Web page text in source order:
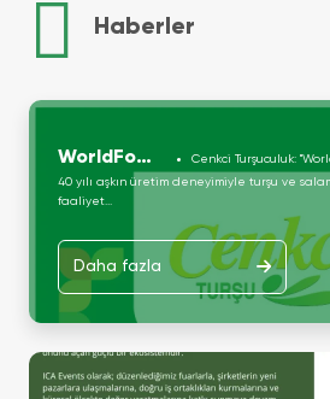
Haberler
WorldFood
Istanbul
Cenkci Turşuculuk:
Birlikleri ve İhracat
40 yılı aşkın üretim deneyimiyle turşu ve
faaliyet...
Daha fazla